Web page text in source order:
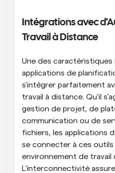
Intégrations avec
Travail à Distance
Une des caractéristiques
applications de
s'intégrer parfaitement
travail à distance. Qu'il
gestion de projet, de
communication ou de
fichiers, les applications
se connecter à ces
environnement de travail
L'interconnectivité